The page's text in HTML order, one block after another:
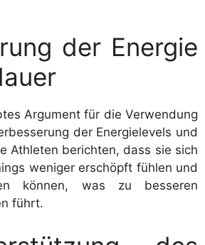
der Energie
Argument für die Verwendung
der Energielevels und
Athleten berichten, dass sie sich
weniger erschöpft fühlen und
können, was zu besseren
führt.